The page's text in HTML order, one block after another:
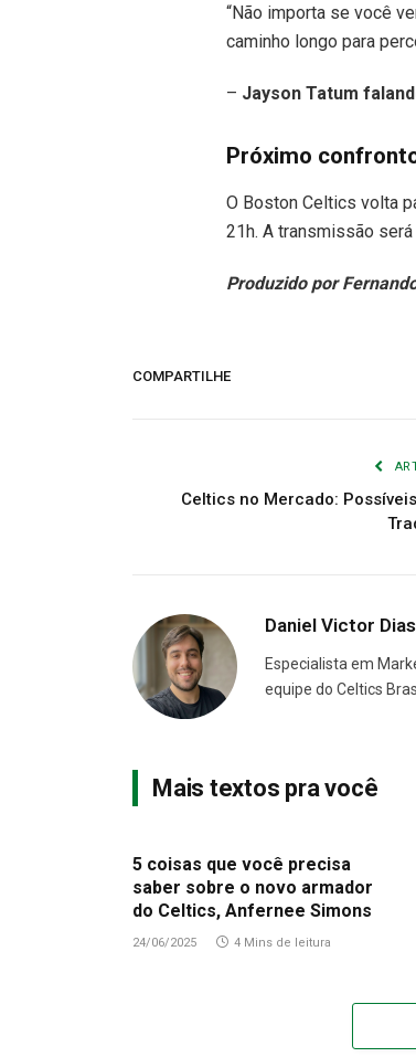
“Não importa se você
caminho longo para
– Jayson Tatum
Próximo
O Boston Celtics volta
21h. A transmissão
Produzido por
COMPARTILHE
Celtics no Mercado:
Daniel Victor Dias
Especialista em
equipe do Celtics
Mais textos pra você
5 coisas que você precisa
saber sobre o novo armador
do Celtics, Anfernee Simons
24/06/2025 4 Mins de leitura